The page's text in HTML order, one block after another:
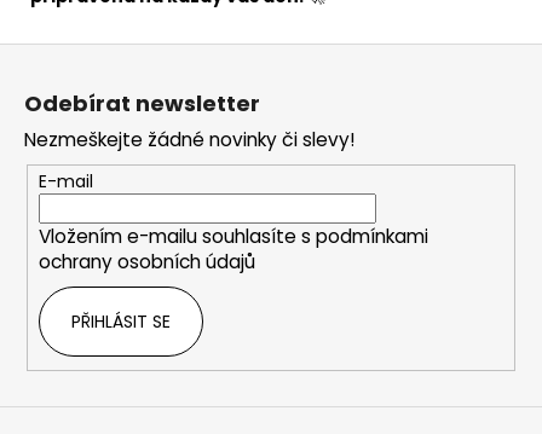
Z
Odebírat newsletter
Nezmeškejte žádné novinky či slevy!
E-mail
Vložením e-mailu souhlasíte s podmínkami
ochrany osobních údajů
PŘIHLÁSIT SE